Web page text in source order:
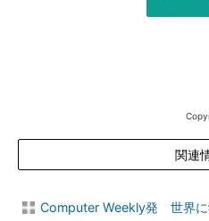
関連
Computer Weekly発 世界に